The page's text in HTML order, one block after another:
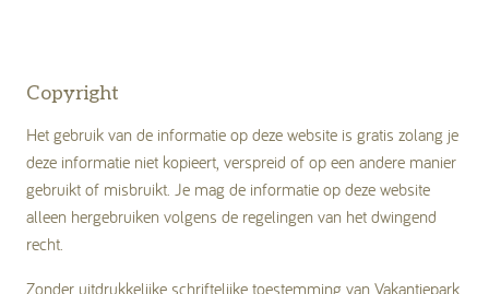
Werken bij
Mijn Ommerland
Copyright
Het gebruik van de informatie op deze website is gratis zolang je
deze informatie niet kopieert, verspreid of op een andere manier
gebruikt of misbruikt. Je mag de informatie op deze website
alleen hergebruiken volgens de regelingen van het dwingend
recht.
Zonder uitdrukkelijke schriftelijke toestemming van Vakantiepark